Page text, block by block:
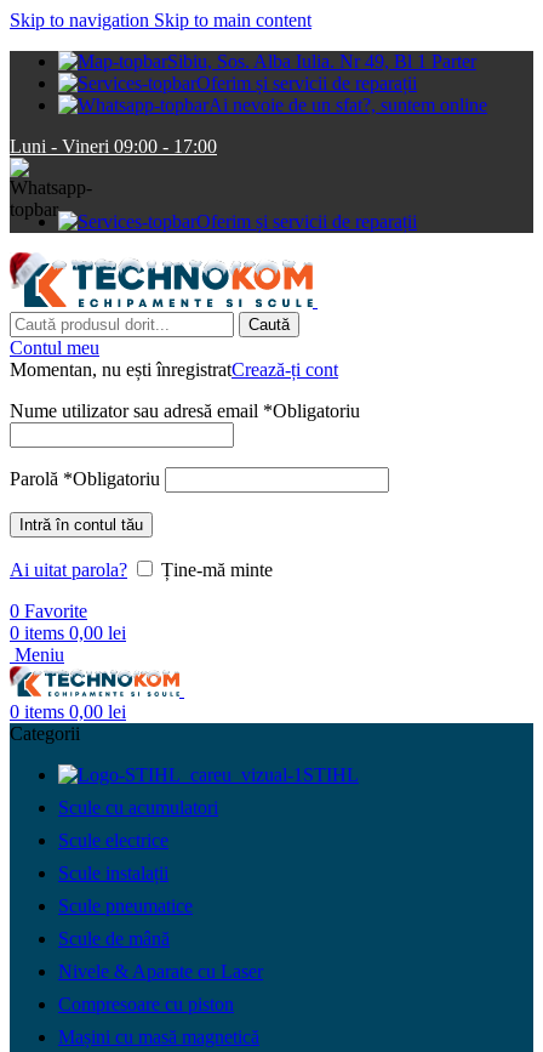
Skip to navigation Skip to main content
Sibiu, Sos. Alba Iulia. Nr 49, Bl 1 Parter
Oferim și servicii de reparații
Ai nevoie de un sfat?, suntem online
Luni - Vineri 09:00 - 17:00
Oferim și servicii de reparații
Caută
Contul meu
Momentan, nu ești înregistratCrează-ți cont
Nume utilizator sau adresă email *Obligatoriu
Parolă *Obligatoriu
Intră în contul tău
Ai uitat parola?
Ține-mă minte
0 Favorite
0 items 0,00 lei
Meniu
0 items 0,00 lei
Categorii
STIHL
Scule cu acumulatori
Scule electrice
Scule instalații
Scule pneumatice
Scule de mână
Nivele & Aparate cu Laser
Compresoare cu piston
Mașini cu masă magnetică